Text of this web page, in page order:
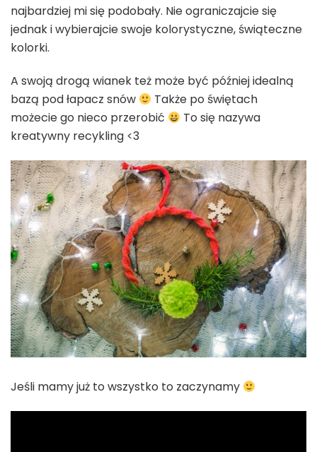
najbardziej mi się podobały. Nie ograniczajcie się
jednak i wybierajcie swoje kolorystyczne, świąteczne
kolorki.
A swoją drogą wianek też może być później idealną
bazą pod łapacz snów
Także po świętach
możecie go nieco przerobić
To się nazywa
kreatywny recykling <3
Jeśli mamy już to wszystko to zaczynamy